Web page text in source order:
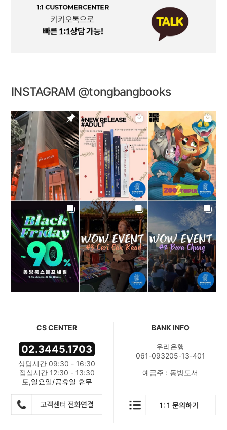
INSTAGRAM @tongbangbooks
CS CENTER
02.3445.1703
상담시간 09:30 - 16:30
점심시간 12:30 - 13:30
토,일요일/공휴일 휴무
BANK INFO
우리은행
061-093205-13-401
예금주 : 동방도서